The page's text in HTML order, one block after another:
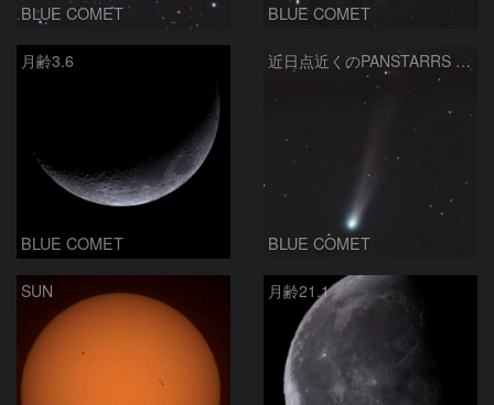
BLUE COMET BLUE COMET
月齢3.6
BLUE COMET
近日点近くのPANSTARRS C2025R3
BLUE COMET
SUN 月齢21.1